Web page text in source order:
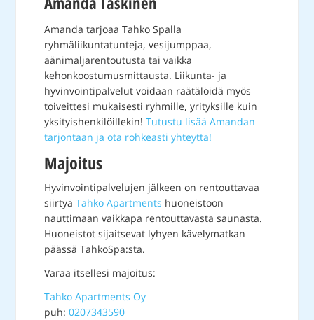
Amanda tarjoaa Tahko Spalla
ryhmäliikuntatunteja, vesijumppaa,
äänimaljarentoutusta tai vaikka
kehonkoostumusmittausta. Liikunta- ja
hyvinvointipalvelut voidaan räätälöidä myös
toiveittesi mukaisesti ryhmille, yrityksille kuin
yksityishenkilöillekin!Tutustu lisää Amandan
tarjontaan ja ota rohkeasti yhteyttä!
Majoitus
Hyvinvointipalvelujen jälkeen on rentouttavaa
siirtyäTahko Apartments huoneistoon
nauttimaan vaikkapa rentouttavasta saunasta.
Huoneistot sijaitsevat lyhyen kävelymatkan
päässä TahkoSpa:sta.
Varaa itsellesi majoitus:
Tahko Apartments Oy
puh:0207343590